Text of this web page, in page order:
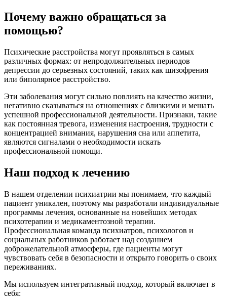
Почему важно обращаться за
помощью?
Психические расстройства могут проявляться в самых
различных формах: от непродолжительных периодов
депрессии до серьезных состояний, таких как шизофрения
или биполярное расстройство.
Эти заболевания могут сильно повлиять на качество жизни,
негативно сказываться на отношениях с близкими и мешать
успешной профессиональной деятельности. Признаки, такие
как постоянная тревога, изменения настроения, трудности с
концентрацией внимания, нарушения сна или аппетита,
являются сигналами о необходимости искать
профессиональной помощи.
Наш подход к лечению
В нашем отделении психиатрии мы понимаем, что каждый
пациент уникален, поэтому мы разработали индивидуальные
программы лечения, основанные на новейших методах
психотерапии и медикаментозной терапии.
Профессиональная команда психиатров, психологов и
социальных работников работает над созданием
доброжелательной атмосферы, где пациенты могут
чувствовать себя в безопасности и открыто говорить о своих
переживаниях.
Мы используем интегративный подход, который включает в
себя: